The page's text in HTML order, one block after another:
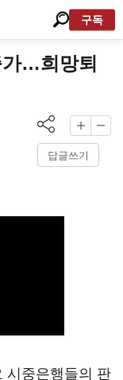
구독
…희망퇴
답글쓰기
시중은행들의 판